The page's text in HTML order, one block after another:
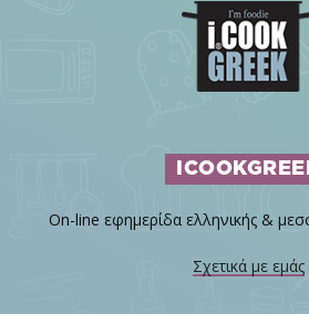
On-line εφημερίδα ελληνικής &
Σχετικά με εμάς